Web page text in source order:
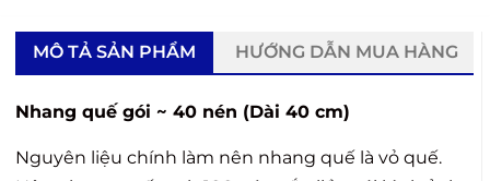
MÔ TẢ SẢN PHẨM HƯỚNG DẪN MUA HÀNG
Nhang quế gói ~ 40 nén (Dài 40 cm)
Nguyên liệu chính làm nên nhang quế là vỏ quế.